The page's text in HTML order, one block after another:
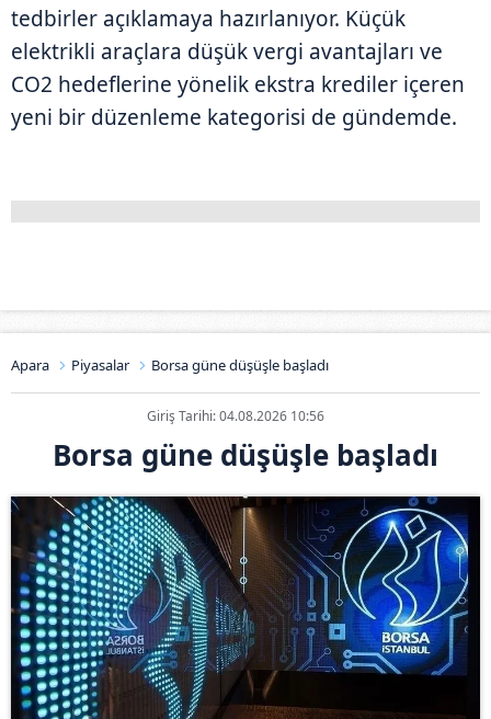
tedbirler açıklamaya hazırlanıyor. Küçük
elektrikli araçlara düşük vergi avantajları ve
CO2 hedeflerine yönelik ekstra krediler içeren
yeni bir düzenleme kategorisi de gündemde.
Apara Piyasalar Borsa güne düşüşle başladı
Giriş Tarihi: 04.08.2026 10:56
Borsa güne düşüşle başladı